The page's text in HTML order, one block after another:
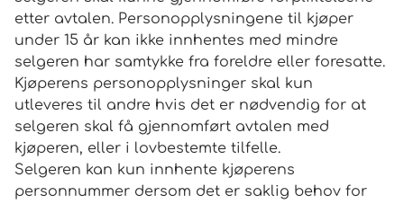
etter avtalen. Personopplysningene til kjøper
under 15 år kan ikke innhentes med mindre
selgeren har samtykke fra foreldre eller foresatte.
Kjøperens personopplysninger skal kun
utleveres til andre hvis det er nødvendig for at
selgeren skal få gjennomført avtalen med
kjøperen, eller i lovbestemte tilfelle.
Selgeren kan kun innhente kjøperens
personnummer dersom det er saklig behov for